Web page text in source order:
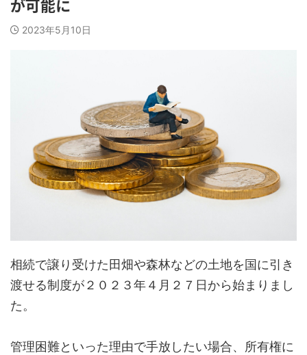
が可能に
2023年5月10日
相続で譲り受けた田畑や森林などの土地を国に引き
渡せる制度が２０２３年４月２７日から始まりまし
た。
管理困難といった理由で手放したい場合、所有権に